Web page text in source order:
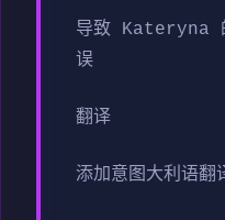
导致 Kateryna
误
翻译
添加意图大利语